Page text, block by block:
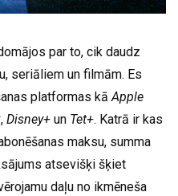
par to, cik daudz
seriāliem un filmām. Es
platformas kāApple
, Disney+ un Tet+. Katrā ir kas
maksu, summa
atsevišķi šķiet
daļu no ikmēneša